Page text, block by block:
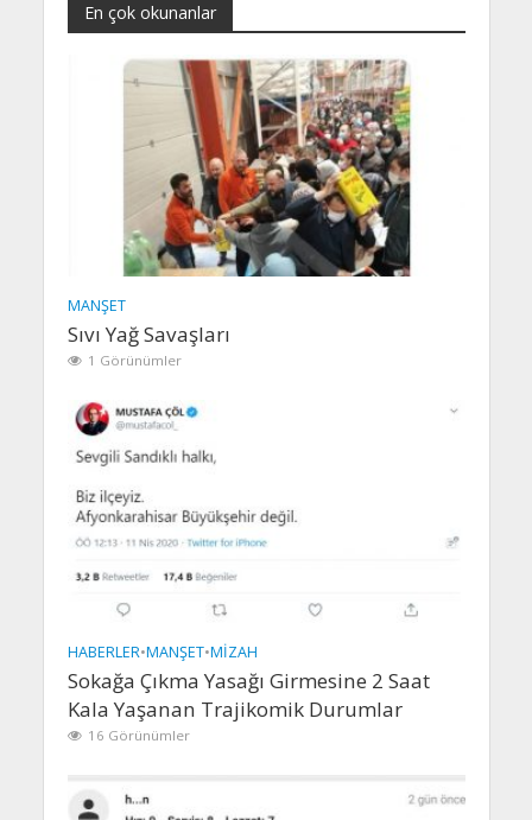
En çok okunanlar
MANŞET
Sıvı Yağ Savaşları
1 Görünümler
HABERLER•MANŞET•MIZAH
Sokağa Çıkma Yasağı Girmesine 2 Saat
Kala Yaşanan Trajikomik Durumlar
16 Görünümler